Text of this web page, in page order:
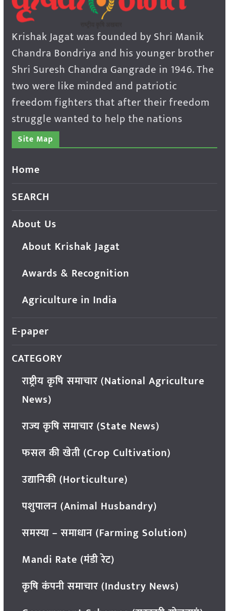
Krishak Jagat was founded by Shri Manik
Chandra Bondriya and his younger brother
Shri Suresh Chandra Gangrade in 1946. The
two were like minded and patriotic
freedom fighters that after their freedom
struggle wanted to help the nations
Site Map
Home
SEARCH
About Us
About Krishak Jagat
Awards & Recognition
Agriculture in India
E-paper
CATEGORY
राष्ट्रीय कृषि समाचार (National Agriculture
News)
राज्य कृषि समाचार (State News)
फसल की खेती (Crop Cultivation)
उद्यानिकी (Horticulture)
पशुपालन (Animal Husbandry)
समस्या – समाधान (Farming Solution)
Mandi Rate (मंडी रेट)
कृषि कंपनी समाचार (Industry News)